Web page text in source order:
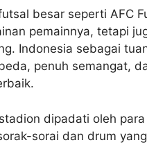
besar seperti AFC
pemainnya, tetapi
Indonesia sebagai
penuh semangat,
dipadati oleh
sorai dan drum